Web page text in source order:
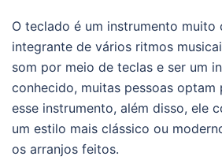
O teclado é um instrumento muito
integrante de vários ritmos
som por meio de teclas e ser um
conhecido, muitas pessoas
esse instrumento, além disso, ele
um estilo mais clássico ou
os arranjos feitos.